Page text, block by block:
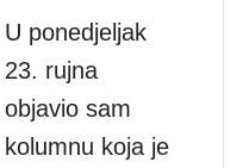
U ponedjeljak
23. rujna
objavio sam
kolumnu koja je